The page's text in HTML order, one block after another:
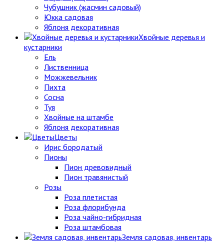
Чубушник (жасмин садовый)
Юкка садовая
Яблоня декоративная
Хвойные деревья и
кустарники
Ель
Лиственница
Можжевельник
Пихта
Сосна
Туя
Хвойные на штамбе
Яблоня декоративная
Цветы
Ирис бородатый
Пионы
Пион древовидный
Пион травянистый
Розы
Роза плетистая
Роза флорибунда
Роза чайно-гибридная
Роза штамбовая
Земля садовая, инвентарь